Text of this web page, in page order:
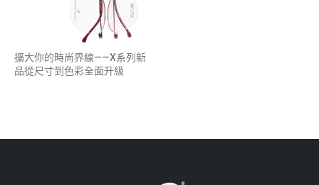
擴大你的時尚界線——X系列新
品從尺寸到色彩全面升級